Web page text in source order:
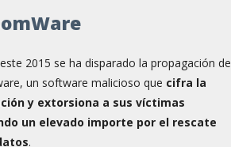
2015 se ha disparado la propagación de
un software malicioso que cifra la
y extorsiona a sus víctimas
un elevado importe por el rescate
.